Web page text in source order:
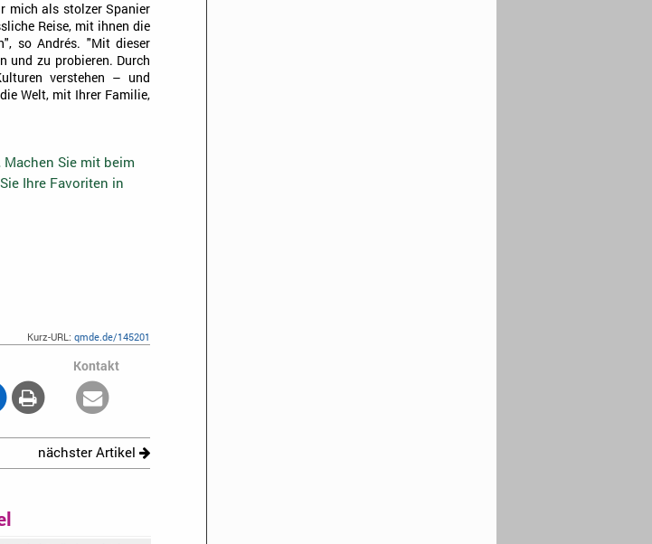
mich als stolzer Spanier
Reise, mit ihnen die
so Andrés. "Mit dieser
und zu probieren. Durch
verstehen – und
Welt, mit Ihrer Familie,
Machen Sie mit beim
Ihre Favoriten in
Kurz-URL:qmde.de/145201
Kontakt
nächster Artikel